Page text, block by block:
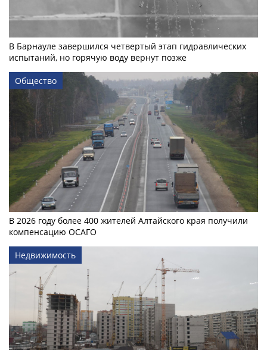
В Барнауле завершился четвертый этап гидравлических
испытаний, но горячую воду вернут позже
Общество
В 2026 году более 400 жителей Алтайского края получили
компенсацию ОСАГО
Недвижимость